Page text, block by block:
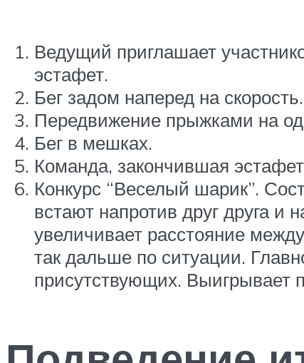
Ведущий приглашает
эстафет.
Бег задом наперед на скорость.
Передвижение прыжками на
Бег в мешках.
Команда, закончившая
Конкурс “Веселый шарик”.
встают напротив друг друга
увеличивает расстояние
так дальше по ситуации.
присутствующих. Выигрывает